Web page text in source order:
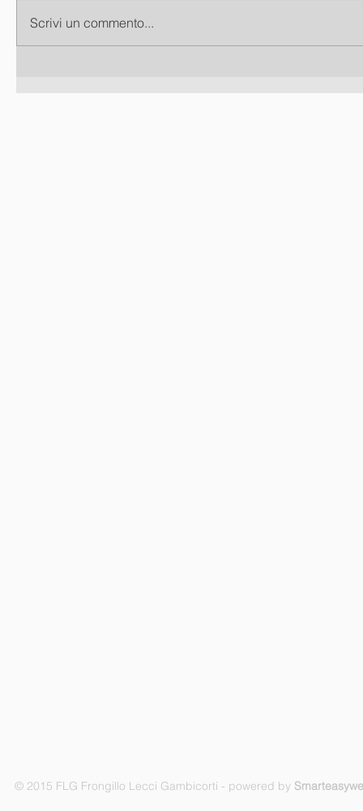
Scrivi un commento...
© 2015 FLG Frongillo Lecci Gambicorti - powered by